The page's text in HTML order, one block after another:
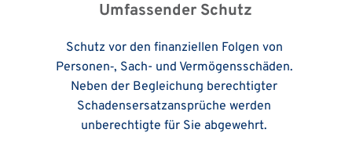
Umfassender Schutz
Schutz vor den finanziellen Folgen von
Personen‑, Sach- und Vermögensschäden.
Neben der Begleichung berechtigter
Schadensersatzansprüche werden
unberechtigte für Sie abgewehrt.